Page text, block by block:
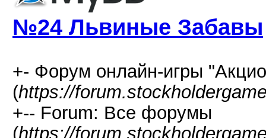
№24 Львиные Забавы
+- Форум онлайн-игры
(https://
+-- Forum: Все форумы
(https://